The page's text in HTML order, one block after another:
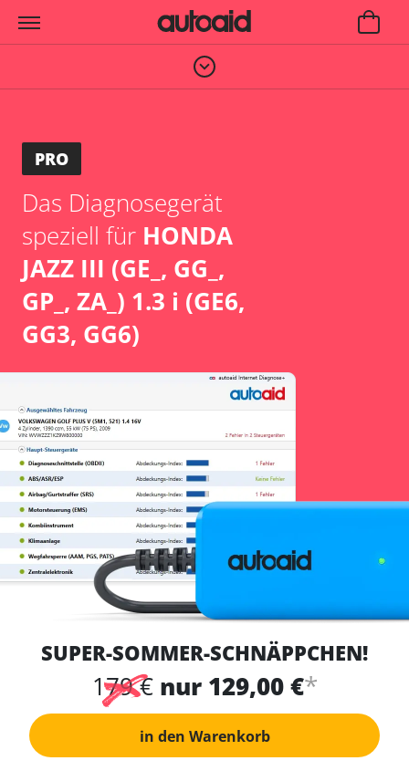
PRO
Das Diagnosegerät
speziell für HONDA
JAZZ III (GE_, GG_,
GP_, ZA_) 1.3 i (GE6,
GG3, GG6)
SUPER-SOMMER-SCHNÄPPCHEN!
179 € nur 129,00 €*
in den Warenkorb